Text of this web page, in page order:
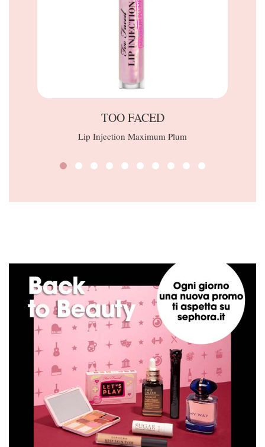
TOO FACED
Lip Injection Maximum Plum